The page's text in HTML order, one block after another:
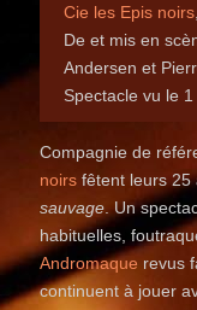
Cie les Epis noirs
De et mis en
Andersen et
Spectacle vu le
Compagnie de
noirs fêtent leurs
sauvage . Un
habituelles,
Andromaque revus
continuent à jouer